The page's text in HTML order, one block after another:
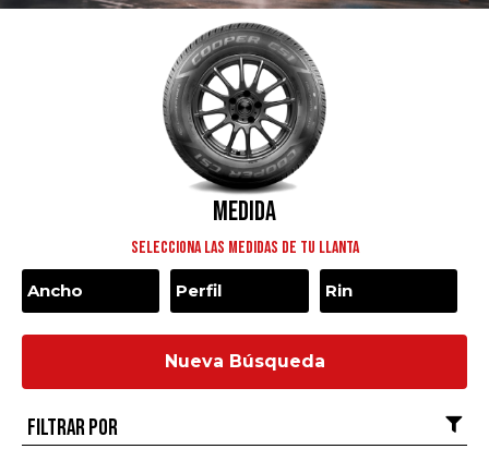
Medida
Selecciona las medidas de tu llanta
Nueva Búsqueda
Filtrar por